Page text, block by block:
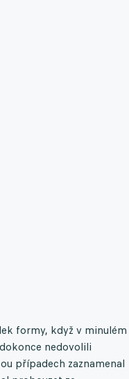
formy, když v minulém
nedovolili
případech zaznamenal